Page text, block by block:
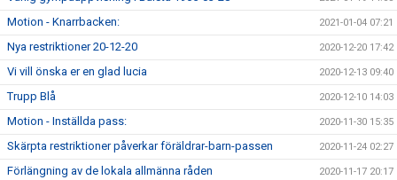
Motion - Knarrbacken: 2021-01-04 07:21
Nya restriktioner 20-12-20 2020-12-20 17:42
Vi vill önska er en glad lucia 2020-12-13 09:40
Trupp Blå 2020-12-10 14:03
Motion - Inställda pass: 2020-11-30 15:35
Skärpta restriktioner påverkar föräldrar-barn-passen 2020-11-24 02:27
Förlängning av de lokala allmänna råden 2020-11-17 20:17